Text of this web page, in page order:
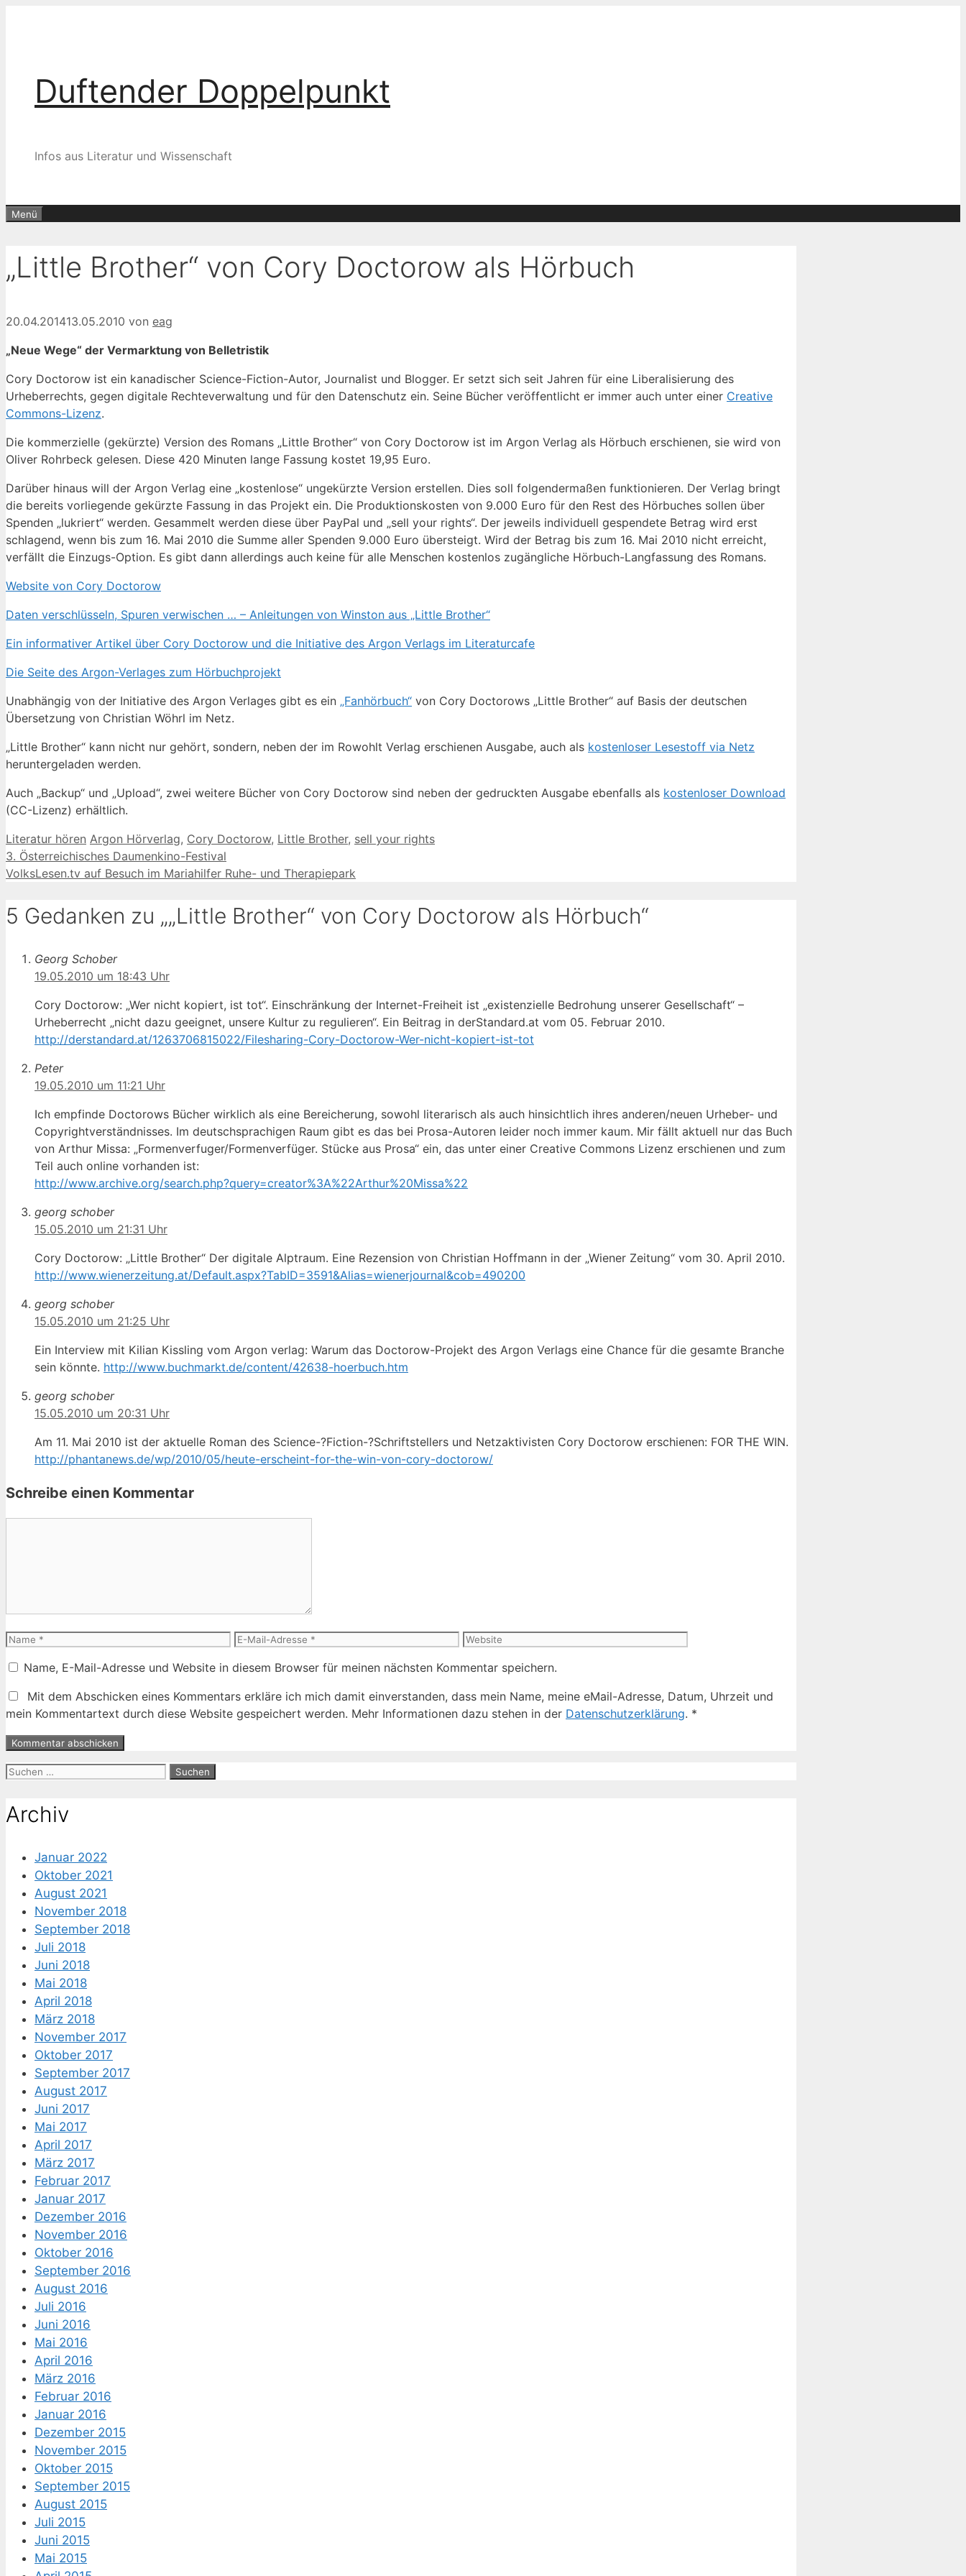
Duftender Doppelpunkt
Infos aus Literatur und Wissenschaft
Menü
„Little Brother“ von Cory Doctorow als Hörbuch
20.04.201413.05.2010 von eag
„Neue Wege“ der Vermarktung von Belletristik
Cory Doctorow ist ein kanadischer Science-Fiction-Autor, Journalist und Blogger. Er setzt sich seit Jahren für eine Liberalisierung des
Urheberrechts, gegen digitale Rechteverwaltung und für den Datenschutz ein. Seine Bücher veröffentlicht er immer auch unter einer Creative
Commons-Lizenz.
Die kommerzielle (gekürzte) Version des Romans „Little Brother“ von Cory Doctorow ist im Argon Verlag als Hörbuch erschienen, sie wird von
Oliver Rohrbeck gelesen. Diese 420 Minuten lange Fassung kostet 19,95 Euro.
Darüber hinaus will der Argon Verlag eine „kostenlose“ ungekürzte Version erstellen. Dies soll folgendermaßen funktionieren. Der Verlag bringt
die bereits vorliegende gekürzte Fassung in das Projekt ein. Die Produktionskosten von 9.000 Euro für den Rest des Hörbuches sollen über
Spenden „lukriert“ werden. Gesammelt werden diese über PayPal und „sell your rights“. Der jeweils individuell gespendete Betrag wird erst
schlagend, wenn bis zum 16. Mai 2010 die Summe aller Spenden 9.000 Euro übersteigt. Wird der Betrag bis zum 16. Mai 2010 nicht erreicht,
verfällt die Einzugs-Option. Es gibt dann allerdings auch keine für alle Menschen kostenlos zugängliche Hörbuch-Langfassung des Romans.
Website von Cory Doctorow
Daten verschlüsseln, Spuren verwischen … – Anleitungen von Winston aus „Little Brother“
Ein informativer Artikel über Cory Doctorow und die Initiative des Argon Verlags im Literaturcafe
Die Seite des Argon-Verlages zum Hörbuchprojekt
Unabhängig von der Initiative des Argon Verlages gibt es ein „Fanhörbuch“ von Cory Doctorows „Little Brother“ auf Basis der deutschen
Übersetzung von Christian Wöhrl im Netz.
„Little Brother“ kann nicht nur gehört, sondern, neben der im Rowohlt Verlag erschienen Ausgabe, auch als kostenloser Lesestoff via Netz
heruntergeladen werden.
Auch „Backup“ und „Upload“, zwei weitere Bücher von Cory Doctorow sind neben der gedruckten Ausgabe ebenfalls als kostenloser Download
(CC-Lizenz) erhältlich.
Kategorien
Literatur hören Schlagwörter
Argon Hörverlag, Cory Doctorow, Little Brother, sell your rights
3. Österreichisches Daumenkino-Festival
VolksLesen.tv auf Besuch im Mariahilfer Ruhe- und Therapiepark
5 Gedanken zu „„Little Brother“ von Cory Doctorow als Hörbuch“
Georg Schober
19.05.2010 um 18:43 Uhr
Cory Doctorow: „Wer nicht kopiert, ist tot“. Einschränkung der Internet-Freiheit ist „existenzielle Bedrohung unserer Gesellschaft“ –
Urheberrecht „nicht dazu geeignet, unsere Kultur zu regulieren“. Ein Beitrag in derStandard.at vom 05. Februar 2010.
http://derstandard.at/1263706815022/Filesharing-Cory-Doctorow-Wer-nicht-kopiert-ist-tot
Peter
19.05.2010 um 11:21 Uhr
Ich empfinde Doctorows Bücher wirklich als eine Bereicherung, sowohl literarisch als auch hinsichtlich ihres anderen/neuen Urheber- und
Copyrightverständnisses. Im deutschsprachigen Raum gibt es das bei Prosa-Autoren leider noch immer kaum. Mir fällt aktuell nur das Buch
von Arthur Missa: „Formenverfuger/Formenverfüger. Stücke aus Prosa“ ein, das unter einer Creative Commons Lizenz erschienen und zum
Teil auch online vorhanden ist:
http://www.archive.org/search.php?query=creator%3A%22Arthur%20Missa%22
georg schober
15.05.2010 um 21:31 Uhr
Cory Doctorow: „Little Brother“ Der digitale Alptraum. Eine Rezension von Christian Hoffmann in der „Wiener Zeitung“ vom 30. April 2010.
http://www.wienerzeitung.at/Default.aspx?TabID=3591&Alias=wienerjournal&cob=490200
georg schober
15.05.2010 um 21:25 Uhr
Ein Interview mit Kilian Kissling vom Argon verlag: Warum das Doctorow-Projekt des Argon Verlags eine Chance für die gesamte Branche
sein könnte. http://www.buchmarkt.de/content/42638-hoerbuch.htm
georg schober
15.05.2010 um 20:31 Uhr
Am 11. Mai 2010 ist der ak­tu­el­le Roman des Sci­ence-?Fic­tion-?Schrift­stel­lers und Netz­ak­ti­vis­ten Cory Doc­to­row erschienen: FOR THE WIN.
http://phantanews.de/wp/2010/05/heute-erscheint-for-the-win-von-cory-doctorow/
Schreibe einen Kommentar
Name
E-
Adresse
Website
Name, E-Mail-Adresse und Website in diesem Browser für meinen nächsten Kommentar speichern.
Mit dem Abschicken eines Kommentars erkläre ich mich damit einverstanden, dass mein Name, meine eMail-Adresse, Datum, Uhrzeit und
mein Kommentartext durch diese Website gespeichert werden. Mehr Informationen dazu stehen in der Datenschutzerklärung. *
Suche
Archiv
Januar 2022
Oktober 2021
August 2021
November 2018
September 2018
Juli 2018
Juni 2018
Mai 2018
April 2018
März 2018
November 2017
Oktober 2017
September 2017
August 2017
Juni 2017
Mai 2017
April 2017
März 2017
Februar 2017
Januar 2017
Dezember 2016
November 2016
Oktober 2016
September 2016
August 2016
Juli 2016
Juni 2016
Mai 2016
April 2016
März 2016
Februar 2016
Januar 2016
Dezember 2015
November 2015
Oktober 2015
September 2015
August 2015
Juli 2015
Juni 2015
Mai 2015